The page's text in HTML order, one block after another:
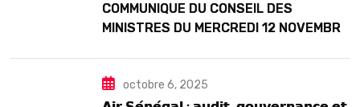
COMMUNIQUE DU CONSEIL DES
MINISTRES DU MERCREDI 12 NOVEMBRE
octobre 6, 2025